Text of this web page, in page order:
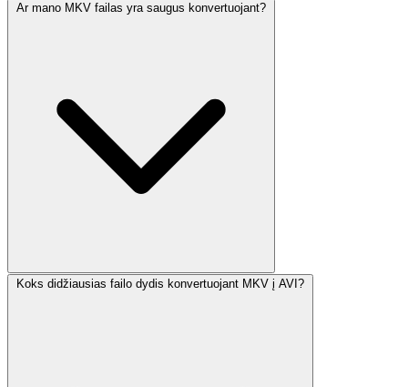
Ar mano MKV failas yra saugus konvertuojant?
Koks didžiausias failo dydis konvertuojant MKV į AVI?